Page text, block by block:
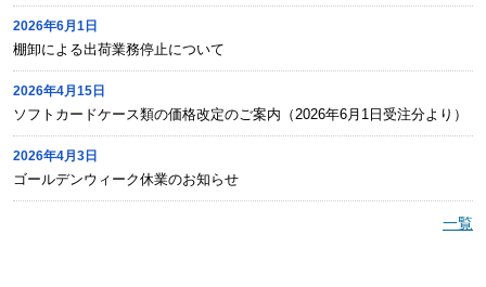
2026年6月1日
棚卸による出荷業務停止について
2026年4月15日
ソフトカードケース類の価格改定のご案内（2026年6月1日受注分より）
2026年4月3日
ゴールデンウィーク休業のお知らせ
一覧